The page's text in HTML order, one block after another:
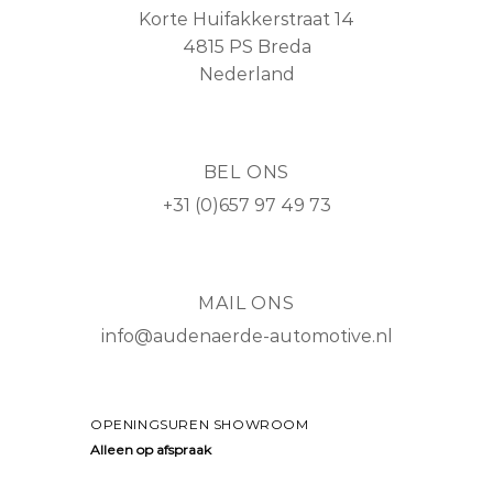
Korte Huifakkerstraat 14
4815 PS Breda
Nederland
BEL ONS
+31 (0)657 97 49 73
MAIL ONS
info@audenaerde-automotive.nl
OPENINGSUREN SHOWROOM
Alleen op afspraak